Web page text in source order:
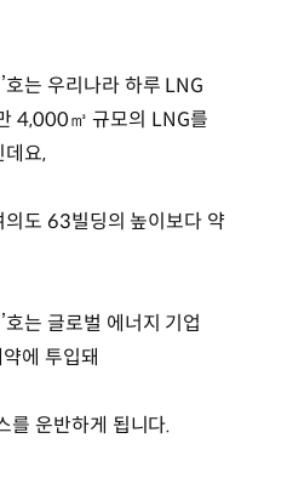
호는 우리나라 하루 LNG
4,000㎥ 규모의 LNG를
데요,
도 63빌딩의 높이보다 약
호는 글로벌 에너지 기업
에 투입돼
를 운반하게 됩니다.